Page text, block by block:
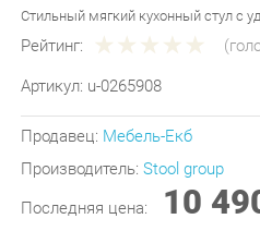
Рейтинг:
Артикул: u-0265908
Продавец: Мебель-Екб
Производитель:Stool group
Последняя цена: 10 490
- +